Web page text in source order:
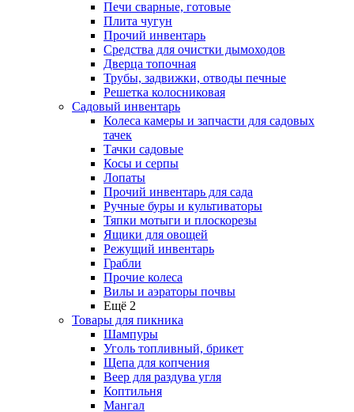
Печи сварные, готовые
Плита чугун
Прочий инвентарь
Средства для очистки дымоходов
Дверца топочная
Трубы, задвижки, отводы печные
Решетка колосниковая
Садовый инвентарь
Колеса камеры и запчасти для садовых
тачек
Тачки садовые
Косы и серпы
Лопаты
Прочий инвентарь для сада
Ручные буры и культиваторы
Тяпки мотыги и плоскорезы
Ящики для овощей
Режущий инвентарь
Грабли
Прочие колеса
Вилы и аэраторы почвы
Ещё 2
Товары для пикника
Шампуры
Уголь топливный, брикет
Щепа для копчения
Веер для раздува угля
Коптильня
Мангал